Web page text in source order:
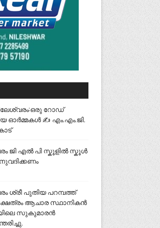
റോഡ്
ഓർമ്മകൾ ✍️ എം.എം.ജി.
ജി എൽ പി സ്കൂളിൽ സ്കൂൾ
ശ്രീ പുതിയ പറമ്പത്ത്
ആചാര സ്ഥാനികൻ
സുകുമാരൻ